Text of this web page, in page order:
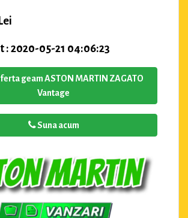
: 2020-05-21 04:06:23
geam ASTON MARTIN ZAGATO
Vantage
Suna acum